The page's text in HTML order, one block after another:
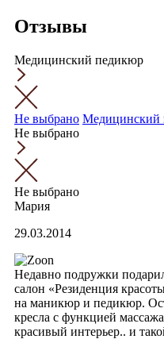
Отзывы
Медицинский педикюр
Не выбрано Медицинский
Не выбрано
Не выбрано
Мария
29.03.2014
Недавно подружки
салон «Резиденция
на маникюр и педикюр.
кресла с функцией
красивый интерьер.. и